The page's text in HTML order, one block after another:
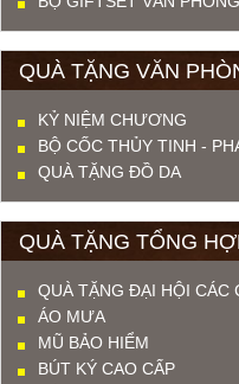
QUÀ TẶNG VĂN
KỶ NIỆM CHƯƠNG
BỘ CỐC THỦY TINH -
QUÀ TẶNG ĐỒ DA
QUÀ TẶNG TỔNG
QUÀ TẶNG ĐẠI HỘI CÁC
ÁO MƯA
MŨ BẢO HIỂM
BÚT KÝ CAO CẤP